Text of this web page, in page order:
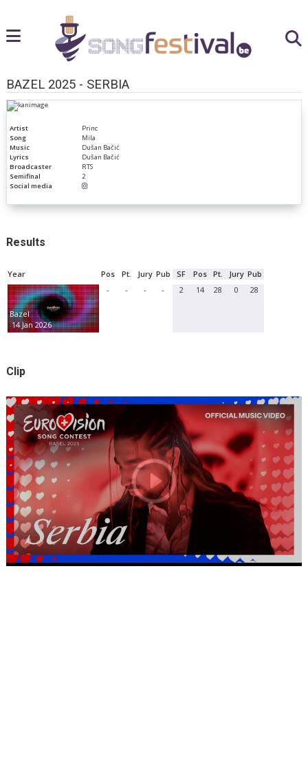
BAZEL 2025 - SERBIA
Artist
Princ
Song
Mila
Music
Dušan Bačić
Lyrics
Dušan Bačić
Broadcaster
RTS
Semifinal
2
Social media
Results
Year Pos Pt. Jury Pub SF Pos Pt. Jury Pub
Bazel
14 Jan 2026
- - - - 2 14 28 0 28
Clip